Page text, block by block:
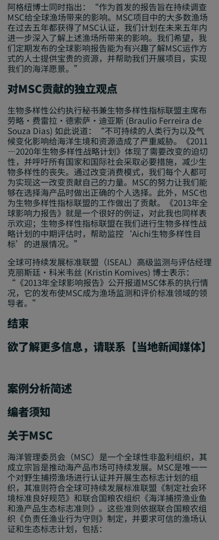
阿格纽博士同时指出：“作为首发的报告旨在持续调查
MSC给全球渔场带来的影响。MSC项目中的大多数渔场
在过去五年都获得了MSC认证，我们计划在未来五年内
进一步深入了解上述渔场所带来的影响。我们希望，我
们定期发布的全球影响报告能为有兴趣了解MSC运作方
式的人士提供宝贵的资源，并帮助我们开展项目，实现
我们的海洋愿景。”
对MSC贡献的独立观点
生物多样性公约执行秘书兼生物多样性指标联盟主席布
劳略·费雷拉·德索萨·迪亚斯 (Braulio Ferreira de
Souza Dias) 如此说道：“不可持续的人类行为以及气
候变化影响给海洋生境和资源造成了严重威胁。《2011
—2020年生物多样性战略计划》体现了需要改变的迫切
性，并呼吁所有国家和国际社会采取必要措施，减少生
物多样性的丧失。通过改变消费模式，我们每个人都可
为实现这一改变贡献自己的力量。MSC的努力让我们能
够在选择海产品时做出正确的个人选择。此外，MSC也
为生物多样性指标联盟的工作做出了贡献。《2013年全
球影响力报告》就是一个很好的例证，对此我也同样表
示欢迎；生物多样性指标联盟在我们进行生物多样性战
略计划的中期评估时，帮助监控‘Aichi生物多样性目
标’的进展情况。”
全球可持续发展标准联盟（ISEAL）高级监测与评估经理
克丽斯廷·科米韦丝 (Kristin Komives) 博士表示：
“《2013年全球影响报告》公开报道MSC体系的执行情
况，它的发布使MSC成为渔场监测和评价标准领域的领
导者。”
结束
欲了解更多信息，请联系【当地新闻媒体】
案例分析简述
编者须知
关于MSC
海洋管理委员会（MSC）是一个全球性非盈利组织，其
成立宗旨是推动海产品市场可持续发展。MSC是唯一一
个对野生捕捞渔场进行认证并开展生态标志计划的组
织，其准则符合全球可持续发展标准联盟 《制定社会环
境标准良好规范》和联合国粮农组织《海洋捕捞渔业鱼
和渔产品生态标志准则》。这些准则依据联合国粮农组
织《负责任渔业行为守则》 制定，并要求可信的渔场认
证和生态标志计划，包括：